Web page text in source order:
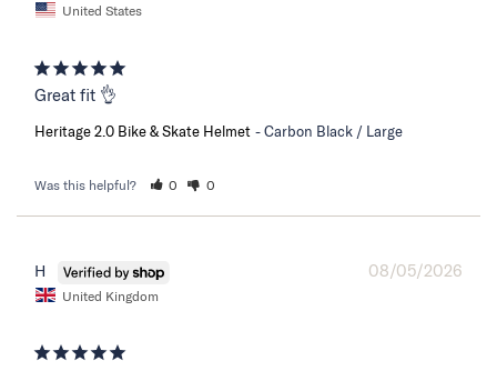
United States
Great fit 👌
Heritage 2.0 Bike & Skate Helmet Carbon Black / Large
Was this helpful? 0 0
08/05/2026
H
United Kingdom